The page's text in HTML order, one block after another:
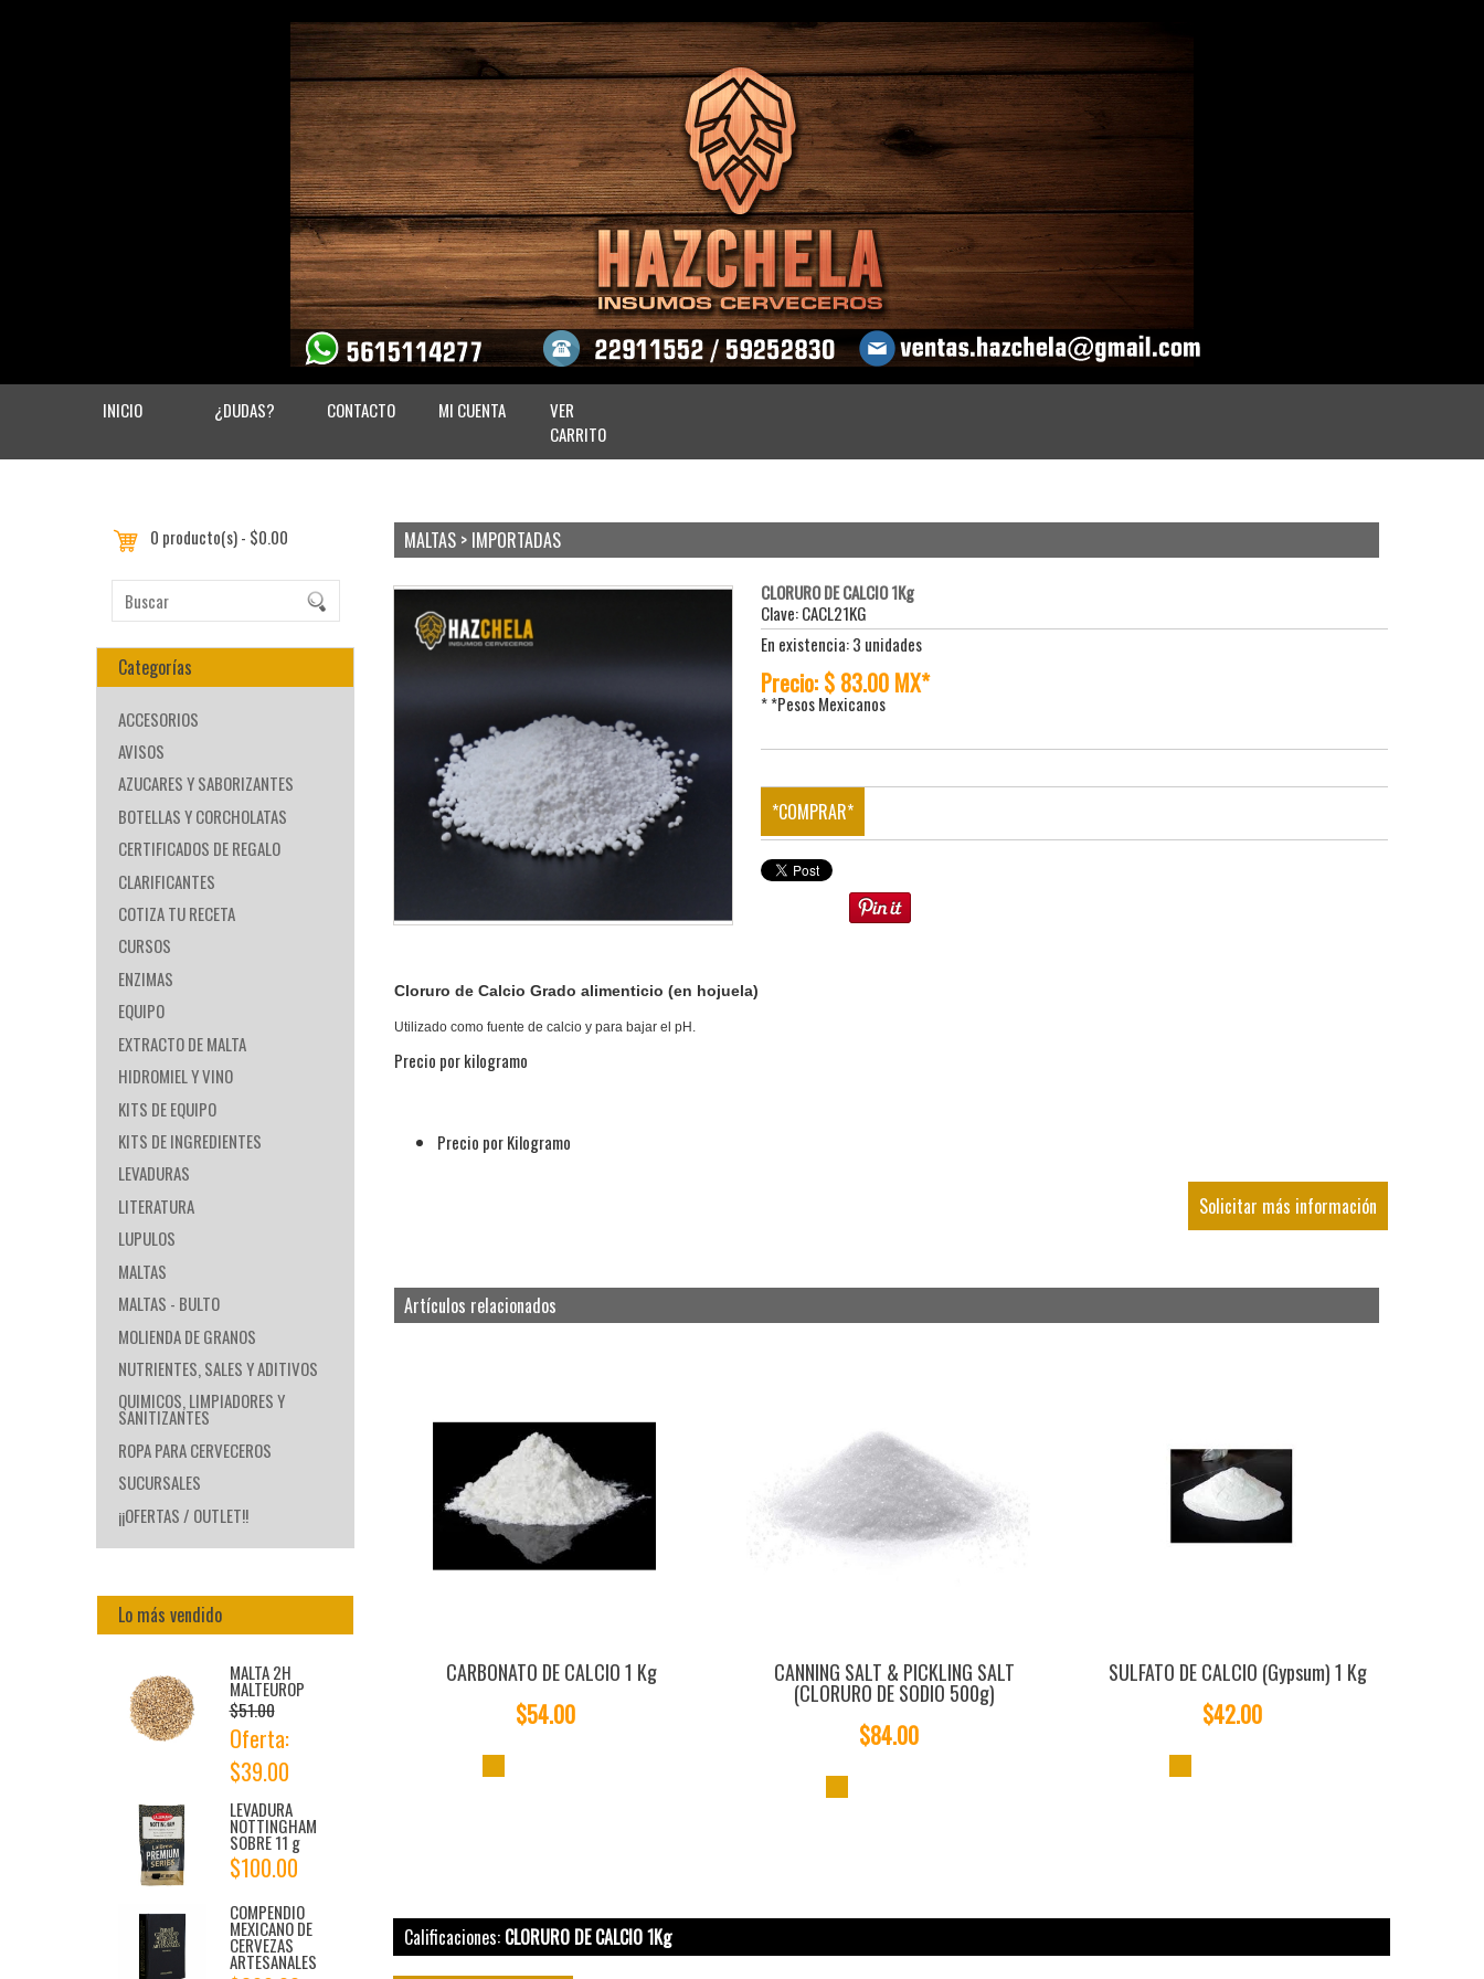
INICIO ¿DUDAS? CONTACTO MI CUENTA
VER
CARRITO
0 producto(s) - $0.00
Categorías
ACCESORIOS
AVISOS
AZUCARES Y SABORIZANTES
BOTELLAS Y CORCHOLATAS
CERTIFICADOS DE REGALO
CLARIFICANTES
COTIZA TU RECETA
CURSOS
ENZIMAS
EQUIPO
EXTRACTO DE MALTA
HIDROMIEL Y VINO
KITS DE EQUIPO
KITS DE INGREDIENTES
LEVADURAS
LITERATURA
LUPULOS
MALTAS
MALTAS - BULTO
MOLIENDA DE GRANOS
NUTRIENTES, SALES Y ADITIVOS
QUIMICOS, LIMPIADORES Y
SANITIZANTES
ROPA PARA CERVECEROS
SUCURSALES
¡¡OFERTAS / OUTLET!!
Lo más vendido
MALTA 2H
MALTEUROP
$51.00
Oferta:
$39.00
LEVADURA
NOTTINGHAM
SOBRE 11 g
$100.00
COMPENDIO
MEXICANO DE
CERVEZAS
ARTESANALES
MALTAS > IMPORTADAS
CLORURO DE CALCIO 1Kg
Clave: CACL21KG
En existencia: 3 unidades
Precio: $ 83.00 MX*
* *Pesos Mexicanos
*COMPRAR*
Cloruro de Calcio Grado alimenticio (en hojuela)
Utilizado como fuente de calcio y para bajar el pH.
Precio por kilogramo
Precio por Kilogramo
Solicitar más información
Artículos relacionados
CARBONATO DE CALCIO 1 Kg
$54.00
CANNING SALT & PICKLING SALT
(CLORURO DE SODIO 500g)
$84.00
SULFATO DE CALCIO (Gypsum) 1 Kg
$42.00
Calificaciones: CLORURO DE CALCIO 1Kg